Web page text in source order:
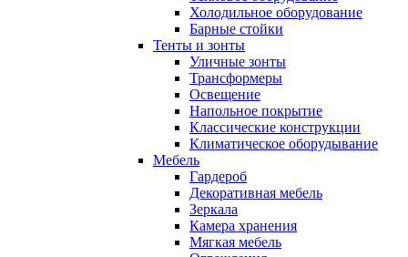
Холодильное оборудование
Барные стойки
Тенты и зонты
Уличные зонты
Трансформеры
Освещение
Напольное покрытие
Классические конструкции
Климатическое оборудывание
Мебель
Гардероб
Декоративная мебель
Зеркала
Камера хранения
Мягкая мебель